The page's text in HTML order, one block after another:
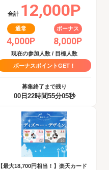
合計 12,000P
通常
4,000P
ボーナス
8,000P
現在の参加人数 / 目標人数
ボーナスポイントGET！
募集終了まで残り
00日22時間55分04秒
【最大18,700円相当！】楽天カード